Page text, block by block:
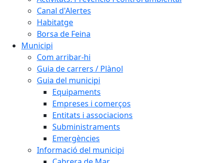
Canal d'Alertes
Habitatge
Borsa de Feina
Municipi
Com arribar-hi
Guia de carrers / Plànol
Guia del municipi
Equipaments
Empreses i comerços
Entitats i associacions
Subministraments
Emergències
Informació del municipi